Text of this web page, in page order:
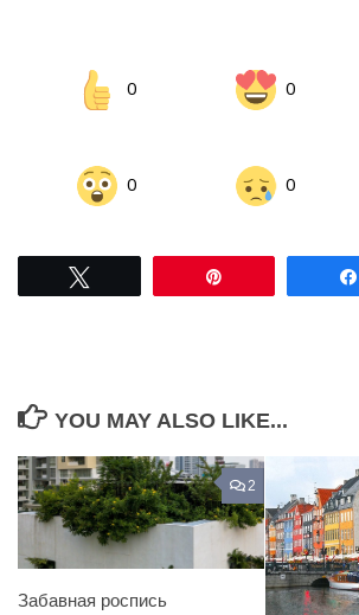
0 0
0 0
YOU MAY ALSO LIKE...
2
Забавная роспись